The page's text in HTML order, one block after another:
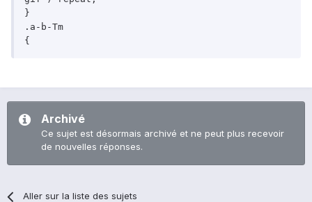
}
.a-b-Tm
{
Archivé
Ce sujet est désormais archivé et ne peut plus recevoir
de nouvelles réponses.
Aller sur la liste des sujets